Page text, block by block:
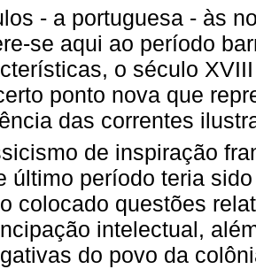
- a portuguesa - às
se aqui ao período
o século
ponto nova que
das correntes
de inspiração
último período teria
colocado questões
intelectual,
do povo da